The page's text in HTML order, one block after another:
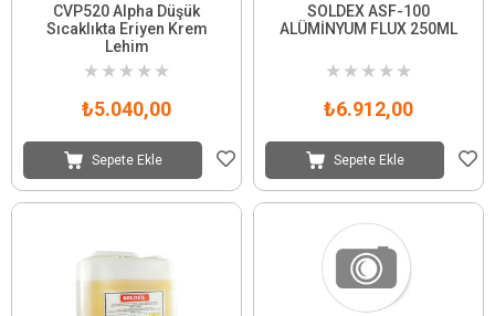
CVP520 Alpha Düşük
Sıcaklıkta Eriyen Krem
Lehim
★ ★ ★ ★ ★
₺5.040,00
Sepete Ekle
SOLDEX ASF-100
ALÜMİNYUM FLUX 250ML
★ ★ ★ ★ ★
₺6.912,00
Sepete Ekle